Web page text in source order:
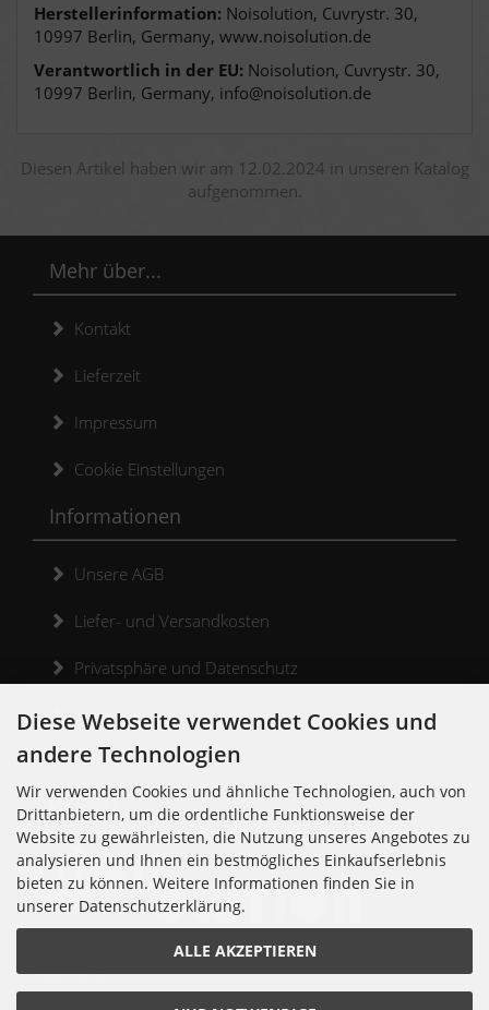
Herstellerinformation: Noisolution, Cuvrystr. 30,
10997 Berlin, Germany, www.noisolution.de
Verantwortlich in der EU: Noisolution, Cuvrystr. 30,
10997 Berlin, Germany, info@noisolution.de
Diesen Artikel haben wir am 12.02.2024 in unseren Katalog
aufgenommen.
Mehr über...
Kontakt
Lieferzeit
Impressum
Cookie Einstellungen
Informationen
Unsere AGB
Liefer- und Versandkosten
Privatsphäre und Datenschutz
Widerrufsrecht
Widerrufsformular
Kontakt
10997 Berlin
Diese Webseite verwendet Cookies und
andere Technologien
Wir verwenden Cookies und ähnliche Technologien, auch von
Drittanbietern, um die ordentliche Funktionsweise der
Website zu gewährleisten, die Nutzung unseres Angebotes zu
analysieren und Ihnen ein bestmögliches Einkaufserlebnis
bieten zu können. Weitere Informationen finden Sie in
unserer Datenschutzerklärung.
ALLE AKZEPTIEREN